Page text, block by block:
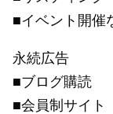
■イベント開催
永続広告
■ブログ購読
■会員制サイト